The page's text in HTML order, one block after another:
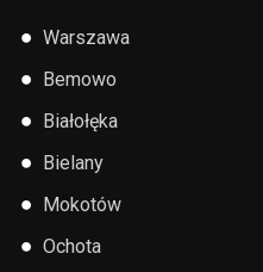
● Warszawa
● Bemowo
● Białołęka
● Bielany
● Mokotów
● Ochota